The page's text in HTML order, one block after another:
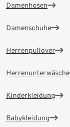
Damenhosen
Damenschuhe
Herrenpullover
Herrenunterwäsche
Kinderkleidung
Babykleidung